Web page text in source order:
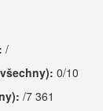
/
0/10
/7 361